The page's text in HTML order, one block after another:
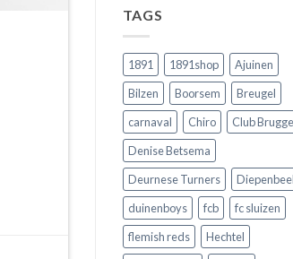
?Club
Brugge
volgens
Argentijnse
media
TAGS
1891 1891shop
Ajuinen
Bilzen
Boorsem
Breugel
carnaval
Chiro
Club Brugge
Denise Betsema
Deurnese Turners
duinenboys
fcb
fc sluizen
flemish reds
Hechtel